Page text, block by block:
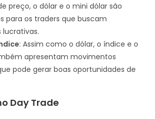
preço, o dólar e o mini dólar são
para os traders que buscam
lucrativas.
: Assim como o dólar, o índice e o
apresentam movimentos
pode gerar boas oportunidades de
Day Trade